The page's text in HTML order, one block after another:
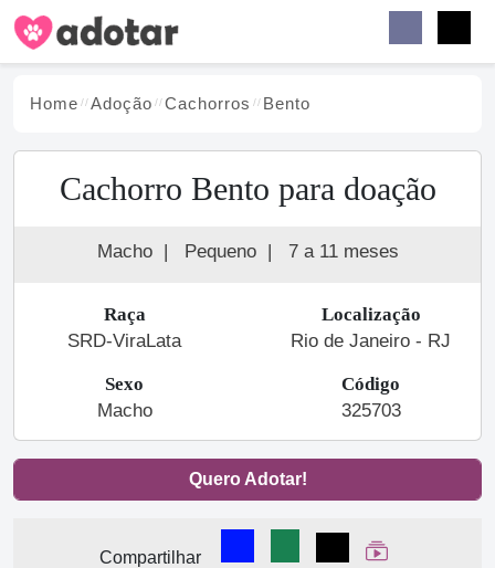
Home Adoção Cachorros Bento
Cachorro Bento para doação
Macho | Pequeno | 7 a 11 meses
Raça
SRD-ViraLata
Localização
Rio de Janeiro - RJ
Sexo
Macho
Código
325703
Quero Adotar!
Compartilhar
Compartilhar no Facebook
Compartilhar no
Compartilhar
Ver Web Story